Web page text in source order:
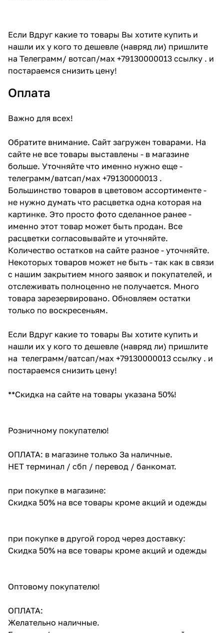
Если Вдруг какие то товары Вы хотите купить и
нашли их у кого то дешевле (навряд ли) пришлите
на Телеграмм/ вотсап/мах +79130000013 ссылку . и
постараемся снизить цену!
Оплата
Важно для всех!
Обратите внимание. Сайт загружен товарами. На
сайте не все товары выставлены - в магазине
больше. Уточняйте что именно нужно еще -
телеграмм/ватсап/мах +79130000013 .
Большинство товаров в цветовом ассортименте -
не нужно думать что расцветка одна которая на
картинке. Это просто фото сделанное ранее -
именно этот товар может быть продан. Все
расцветки согласовывайте и уточняйте.
Количество остатков на сайте разное - уточняйте.
Некоторых товаров может не быть - так как в связи
с нашим закрытием много заявок и покупателей, и
отслеживать полноценно не получается. Много
товара зарезервировано. Обновляем остатки
только по воскресеньям.
Если Вдруг какие то товары Вы хотите купить и
нашли их у кого то дешевле (навряд ли) пришлите
на телеграмм/ватсап/мах +79130000013 ссылку . и
постараемся снизить цену!
**Скидка на сайте на товары указана 50%!
Розничному покупателю!
ОПЛАТА: в магазине только За наличные.
НЕТ терминал / сбп / перевод / банкомат.
при покупке в магазине:
Скидка 50% на все товары кроме акций и одежды
при покупке в другой город через доставку:
Скидка 50% на все товары кроме акций и одежды
Оптовому покупателю!
ОПЛАТА:
Желательно наличные.